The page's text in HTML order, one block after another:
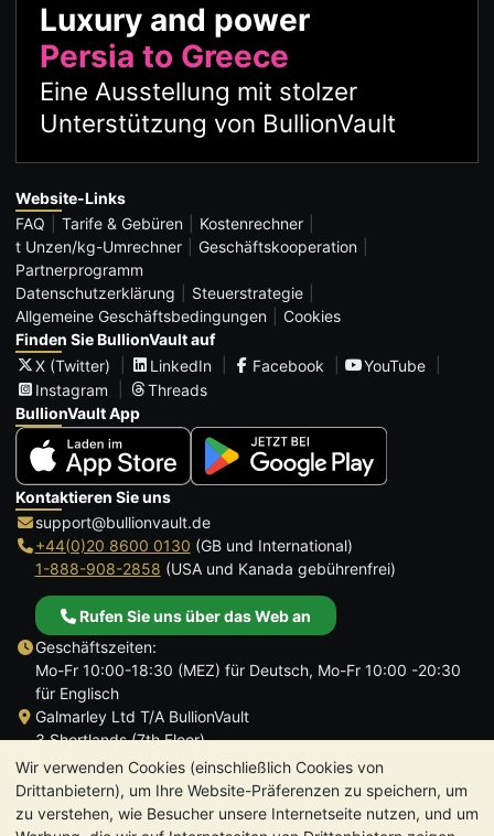
Wir verwenden Cookies (einschließlich Cookies von
Drittanbietern), um Ihre Website-Präferenzen zu speichern, um
zu verstehen, wie Besucher unsere Internetseite nutzen, und um
Luxury and power
Persia to Greece
Eine Ausstellung mit stolzer
Unterstützung von BullionVault
Website-Links
FAQ
Tarife & Gebüren
Kostenrechner
t Unzen/kg-Umrechner
Geschäftskooperation
Partnerprogramm
Datenschutzerklärung
Steuerstrategie
Allgemeine Geschäftsbedingungen
Cookies
Finden Sie BullionVault auf
X (Twitter)
LinkedIn Facebook
YouTube
Instagram
Threads
BullionVault App
Kontaktieren Sie uns
support@bullionvault.de
+44(0)20 8600 0130 (GB und International)
1-888-908-2858 (USA und Kanada gebührenfrei)
Rufen Sie uns über das Web an
Geschäftszeiten:
Mo-Fr 10:00-18:30 (MEZ) für Deutsch, Mo-Fr 10:00 -20:30
für Englisch
Galmarley Ltd T/A BullionVault
3 Shortlands (7th Floor)
Hammersmith
London
W6 8DA
Großbritannien